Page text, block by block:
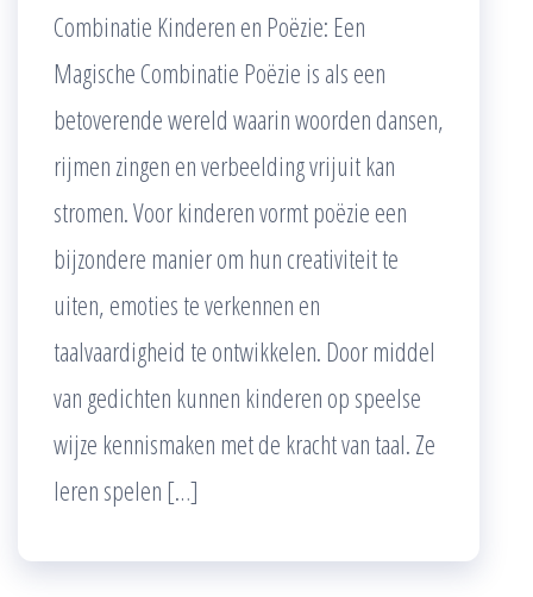
Combinatie Kinderen en Poëzie: Een
Magische Combinatie Poëzie is als een
betoverende wereld waarin woorden dansen,
rijmen zingen en verbeelding vrijuit kan
stromen. Voor kinderen vormt poëzie een
bijzondere manier om hun creativiteit te
uiten, emoties te verkennen en
taalvaardigheid te ontwikkelen. Door middel
van gedichten kunnen kinderen op speelse
wijze kennismaken met de kracht van taal. Ze
leren spelen […]